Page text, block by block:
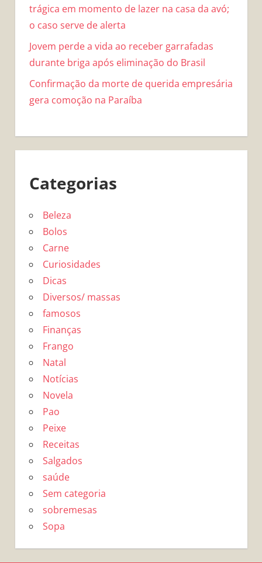
trágica em momento de lazer na casa da avó;
o caso serve de alerta
Jovem perde a vida ao receber garrafadas
durante briga após eliminação do Brasil
Confirmação da morte de querida empresária
gera comoção na Paraíba
Categorias
Beleza
Bolos
Carne
Curiosidades
Dicas
Diversos/ massas
famosos
Finanças
Frango
Natal
Notícias
Novela
Pao
Peixe
Receitas
Salgados
saúde
Sem categoria
sobremesas
Sopa